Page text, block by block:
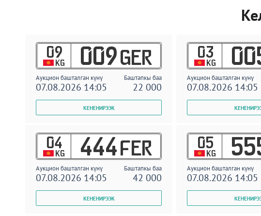
09
KG 009 GER
Аукцион башталган күнү Баштапкы баа
07.08.2026 14:05 22 000
03
KG
Аукцион башталган күнү
07.08.2026 14:05
04
KG 444 FER
Аукцион башталган күнү Баштапкы баа
07.08.2026 14:05 42 000
05
KG
Аукцион башталган күнү
07.08.2026 14:05